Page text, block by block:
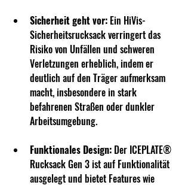
Sicherheit geht vor: Ein HiVis-
Sicherheitsrucksack verringert das
Risiko von Unfällen und schweren
Verletzungen erheblich, indem er
deutlich auf den Träger aufmerksam
macht, insbesondere in stark
befahrenen Straßen oder dunkler
Arbeitsumgebung.
Funktionales Design: Der ICEPLATE®
Rucksack Gen 3 ist auf Funktionalität
ausgelegt und bietet Features wie